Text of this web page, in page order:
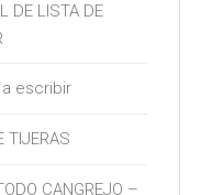
DE LISTA DE
escribir
TIJERAS
CANGREJO –